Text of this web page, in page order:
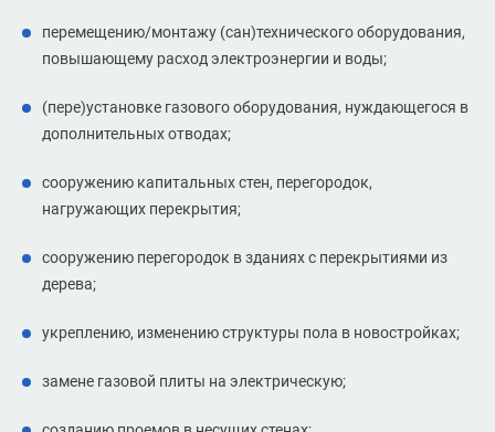
перемещению/монтажу (сан)технического оборудования,
повышающему расход электроэнергии и воды;
(пере)установке газового оборудования, нуждающегося в
дополнительных отводах;
сооружению капитальных стен, перегородок,
нагружающих перекрытия;
сооружению перегородок в зданиях с перекрытиями из
дерева;
укреплению, изменению структуры пола в новостройках;
замене газовой плиты на электрическую;